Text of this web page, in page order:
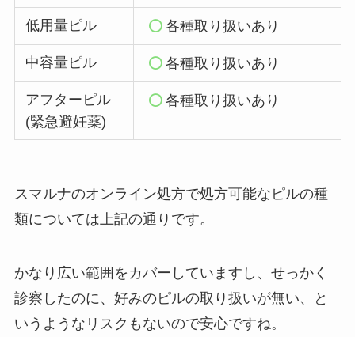
低用量ピル 各種取り扱いあり
中容量ピル 各種取り扱いあり
アフターピル
(緊急避妊薬)
各種取り扱いあり
スマルナのオンライン処方で処方可能なピルの種
類については上記の通りです。
かなり広い範囲をカバーしていますし、せっかく
診察したのに、好みのピルの取り扱いが無い、と
いうようなリスクもないので安心ですね。